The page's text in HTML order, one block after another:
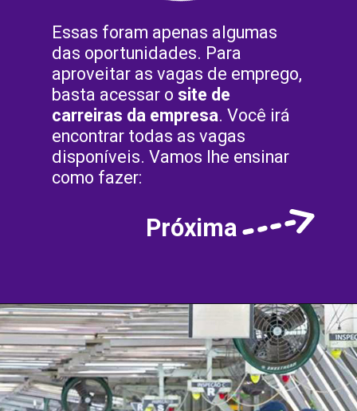
Essas foram apenas algumas
das oportunidades. Para
aproveitar as vagas de emprego,
basta acessar o site de
carreiras da empresa. Você irá
encontrar todas as vagas
disponíveis. Vamos lhe ensinar
como fazer:
Próxima